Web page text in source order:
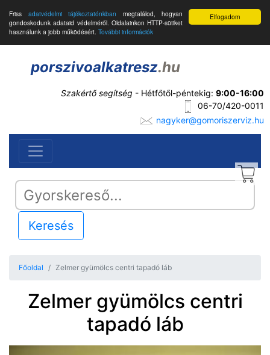
Elfogadom
Friss adatvédelmi tájékoztatónkban megtalálod, hogyan
gondoskodunk adataid védelméről. Oldalainkon HTTP-sütiket
használunk a jobb működésért. További információk
porszivoalkatresz.hu
Szakértő segítség - Hétfőtől-péntekig: 9:00-16:00
06-70/420-0011
nagyker@gomoriszerviz.hu
Keresés
Főoldal Zelmer gyümölcs centri tapadó láb
Zelmer gyümölcs centri
tapadó láb